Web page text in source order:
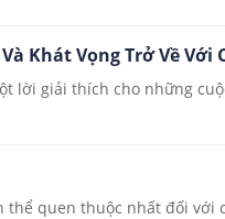
Khát Vọng Trở Về Với
lời giải thích cho những
quen thuộc nhất đối